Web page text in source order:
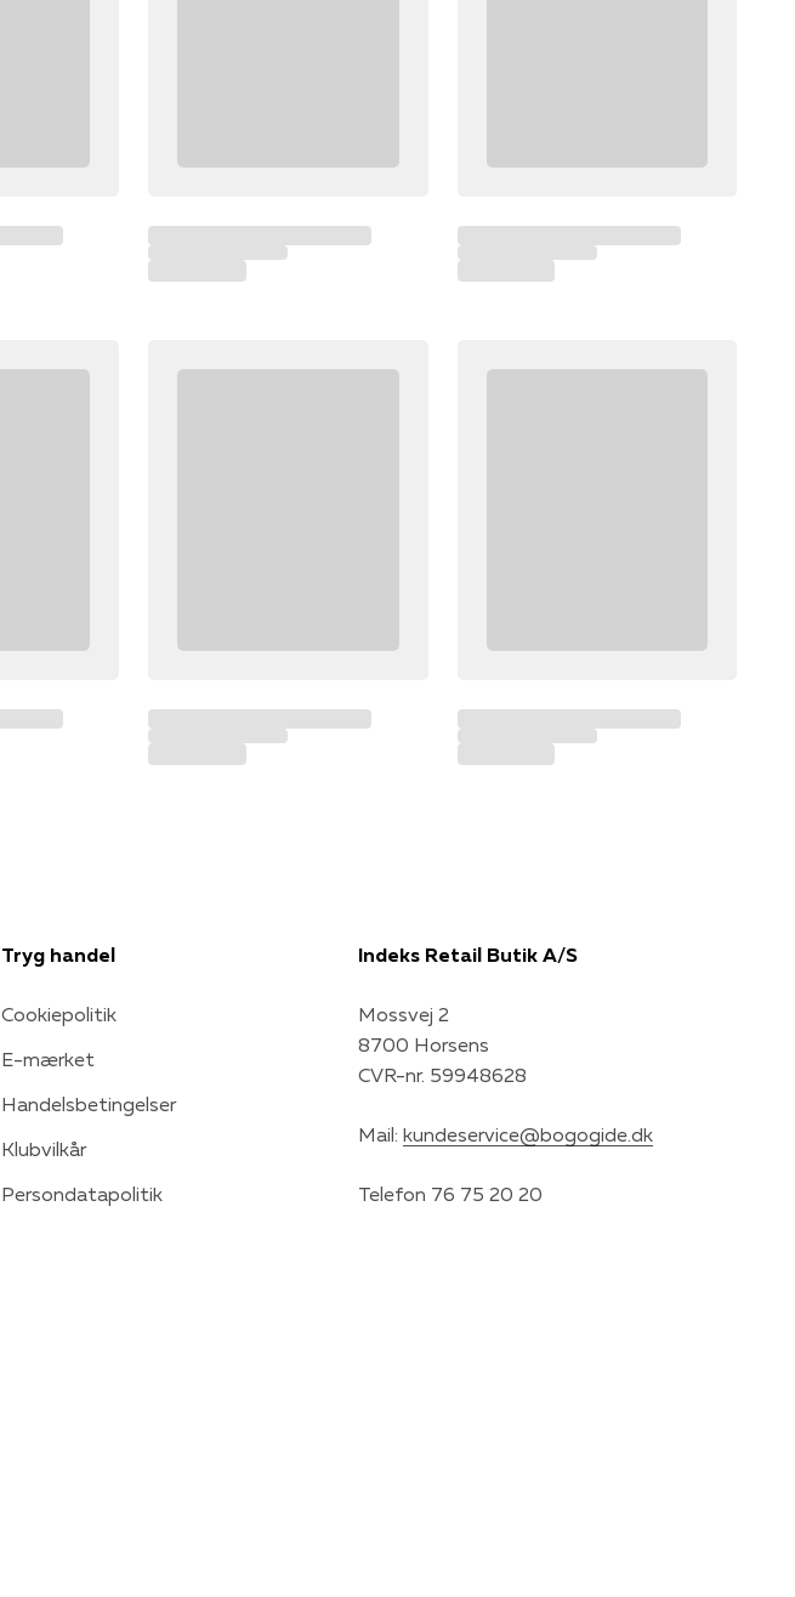
Tryg handel
Cookiepolitik
E-mærket
Handelsbetingelser
Klubvilkår
Persondatapolitik
Indeks Retail Butik A/S
Mossvej 2
8700 Horsens
CVR-nr. 59948628
Mail: kundeservice@bogogide.dk
Telefon 76 75 20 20